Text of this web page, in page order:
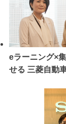
eラーニング×
せる 三菱自動